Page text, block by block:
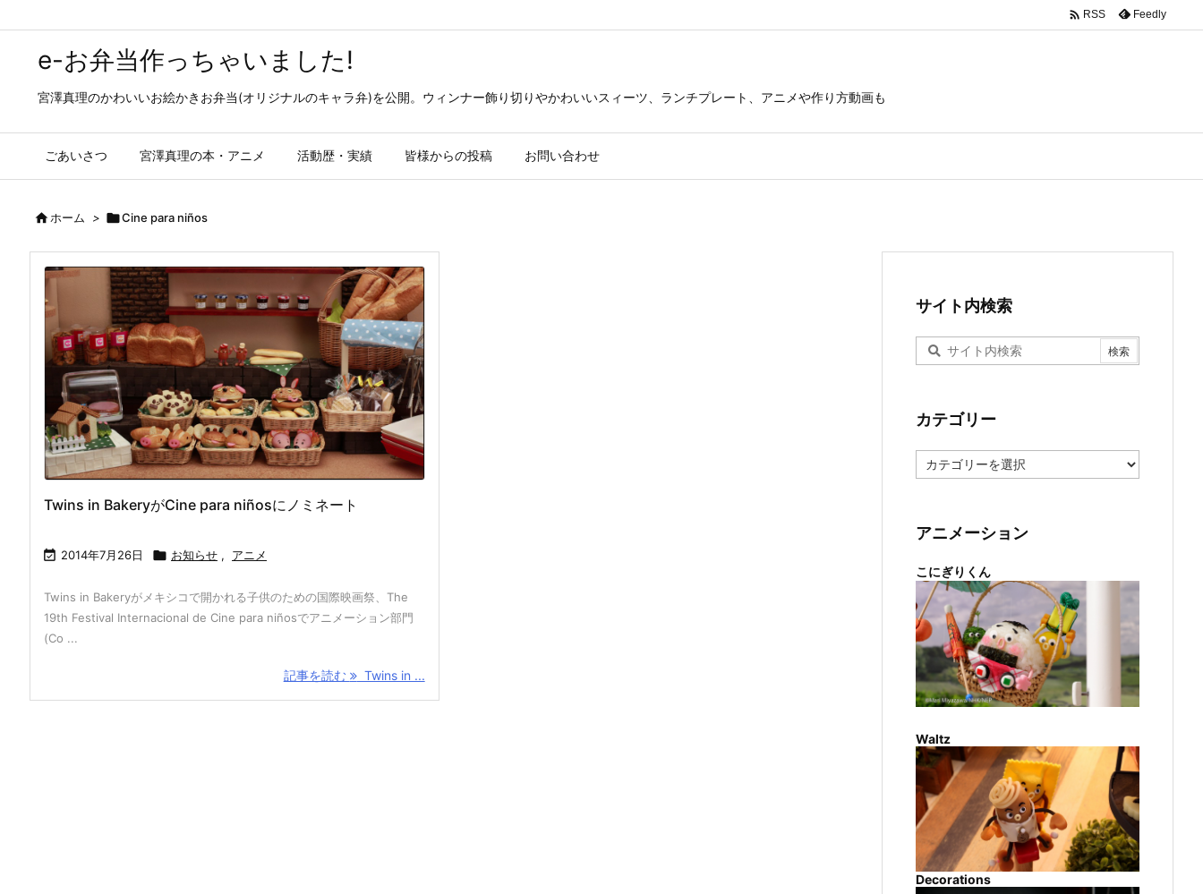
e-お弁当作っちゃいました!
宮澤真理のかわいいお絵かきお弁当(オリジナルのキャラ弁)を公開。ウィンナー飾り切りやかわいいスィーツ、ランチプレート、アニメや作り方動画も
ごあいさつ 宮澤真理の本・アニメ 活動歴・実績 皆様からの投稿 お問い合わせ
 RSS Feedly
ホーム > Cine para niños
Twins in BakeryがCine para niñosにノミネート
 2014年7月26日  お知らせ , アニメ
Twins in Bakeryがメキシコで開かれる子供のための国際映画祭、The
19th Festival Internacional de Cine para niñosでアニメーション部門
(Co ...
記事を読む Twins in ...
サイト内検索
カテゴリー
テ
ー
アニメーション
こにぎりくん
Waltz
Decorations